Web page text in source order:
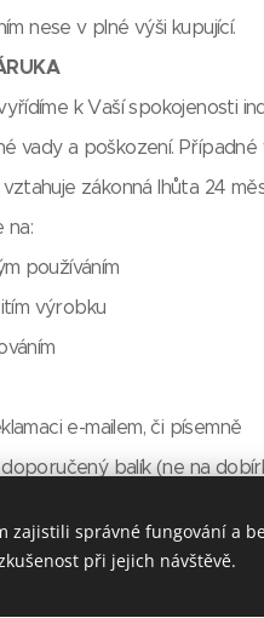
nese v plné výši kupující.
k Vaší spokojenosti
vady a poškození.
zákonná lhůta 24
na:
používáním
výrobku
e-mailem, či písemně
balík (ne na
zboží v našem
zajistili správné fungování a
při jejich návštěvě.